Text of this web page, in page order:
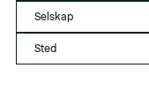
Selskap
Sted